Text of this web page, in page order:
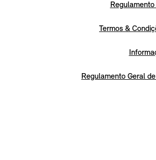
Termos &
Regulamento Geral